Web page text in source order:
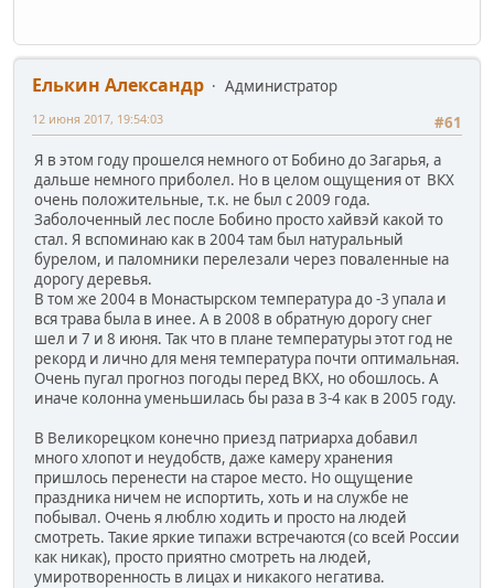
Елькин Александр
Администратор
#61
12 июня 2017, 19:54:03
Я в этом году прошелся немного от Бобино до Загарья, а
дальше немного приболел. Но в целом ощущения от ВКХ
очень положительные, т.к. не был с 2009 года.
Заболоченный лес после Бобино просто хайвэй какой то
стал. Я вспоминаю как в 2004 там был натуральный
бурелом, и паломники перелезали через поваленные на
дорогу деревья.
В том же 2004 в Монастырском температура до -3 упала и
вся трава была в инее. А в 2008 в обратную дорогу снег
шел и 7 и 8 июня. Так что в плане температуры этот год не
рекорд и лично для меня температура почти оптимальная.
Очень пугал прогноз погоды перед ВКХ, но обошлось. А
иначе колонна уменьшилась бы раза в 3-4 как в 2005 году.
В Великорецком конечно приезд патриарха добавил
много хлопот и неудобств, даже камеру хранения
пришлось перенести на старое место. Но ощущение
праздника ничем не испортить, хоть и на службе не
побывал. Очень я люблю ходить и просто на людей
смотреть. Такие яркие типажи встречаются (со всей России
как никак), просто приятно смотреть на людей,
умиротворенность в лицах и никакого негатива.